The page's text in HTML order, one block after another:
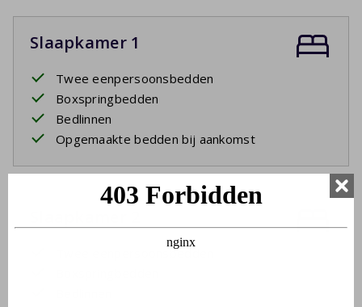
Slaapkamer 1
Twee eenpersoonsbedden
Boxspringbedden
Bedlinnen
Opgemaakte bedden bij aankomst
Twee eenpersoonsbedden